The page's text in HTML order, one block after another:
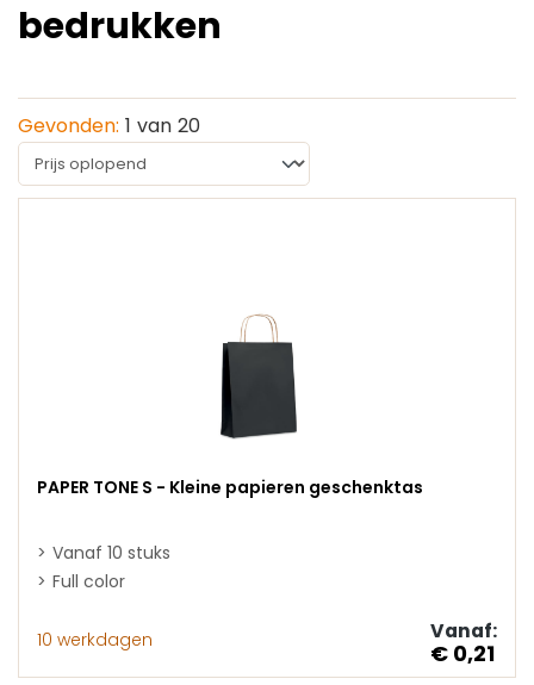
bedrukken
Gevonden: 1 van 20
PAPER TONE S - Kleine papieren geschenktas
Vanaf 10 stuks
Full color
10 werkdagen Vanaf:
€ 0,21